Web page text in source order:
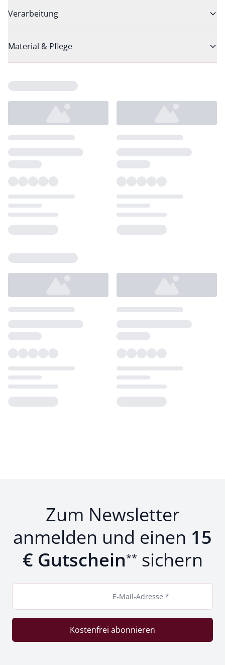
Verarbeitung
Material & Pflege
Zum Newsletter
anmelden und einen 15
€ Gutschein** sichern
E-Mail-Adresse *
Kostenfrei abonnieren